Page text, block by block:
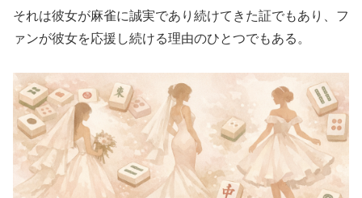
それは彼女が麻雀に誠実であり続けてきた証でもあり、フ
ァンが彼女を応援し続ける理由のひとつでもある。